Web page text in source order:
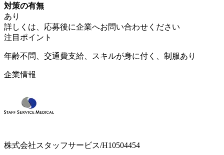
対策の有無
あり
詳しくは、応募後に企業へお問い合わせください
注目ポイント
年齢不問、交通費支給、スキルが身に付く、制服あり
企業情報
株式会社スタッフサービス/H10504454